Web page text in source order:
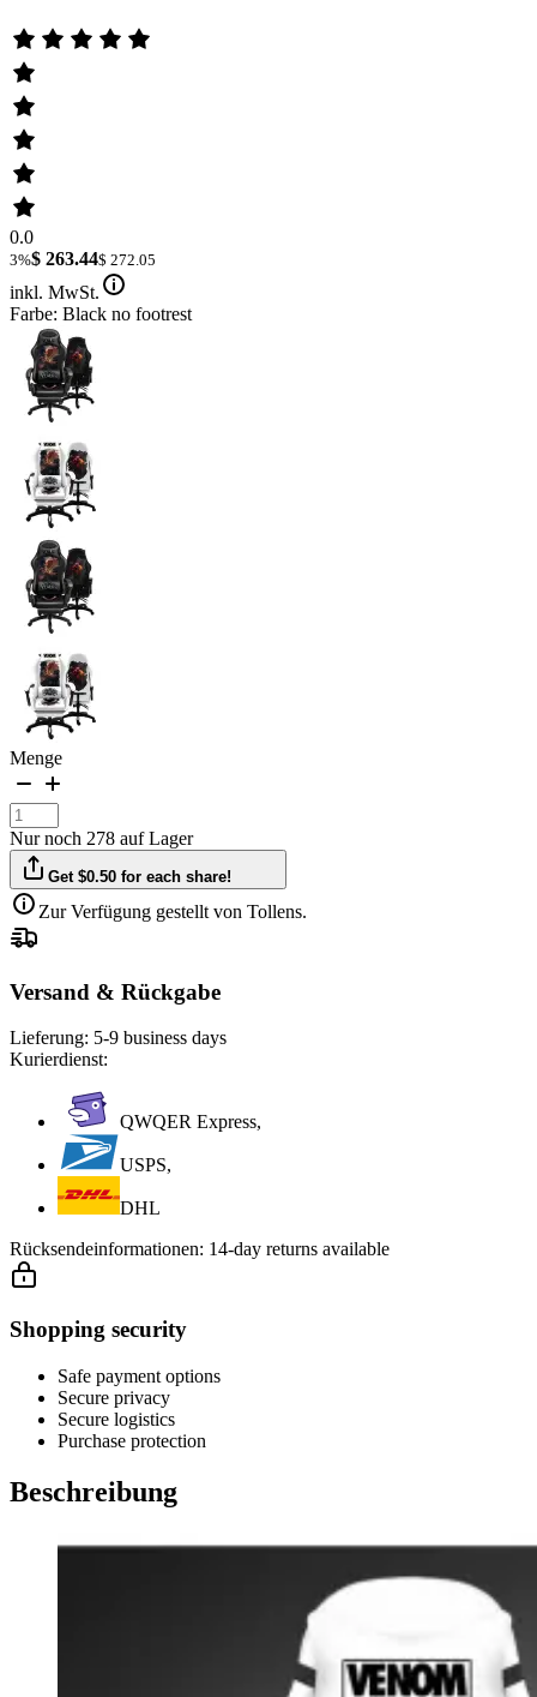
0.0
3%$ 263.44$ 272.05
inkl. MwSt.
Farbe: Black no footrest
Menge
Nur noch 278 auf Lager
Get $0.50 for each share!
Zur Verfügung gestellt von Tollens.
Versand & Rückgabe
Lieferung: 5-9 business days
Kurierdienst:
QWQER Express,
USPS,
DHL
Rücksendeinformationen: 14-day returns available
Shopping security
Safe payment options
Secure privacy
Secure logistics
Purchase protection
Beschreibung